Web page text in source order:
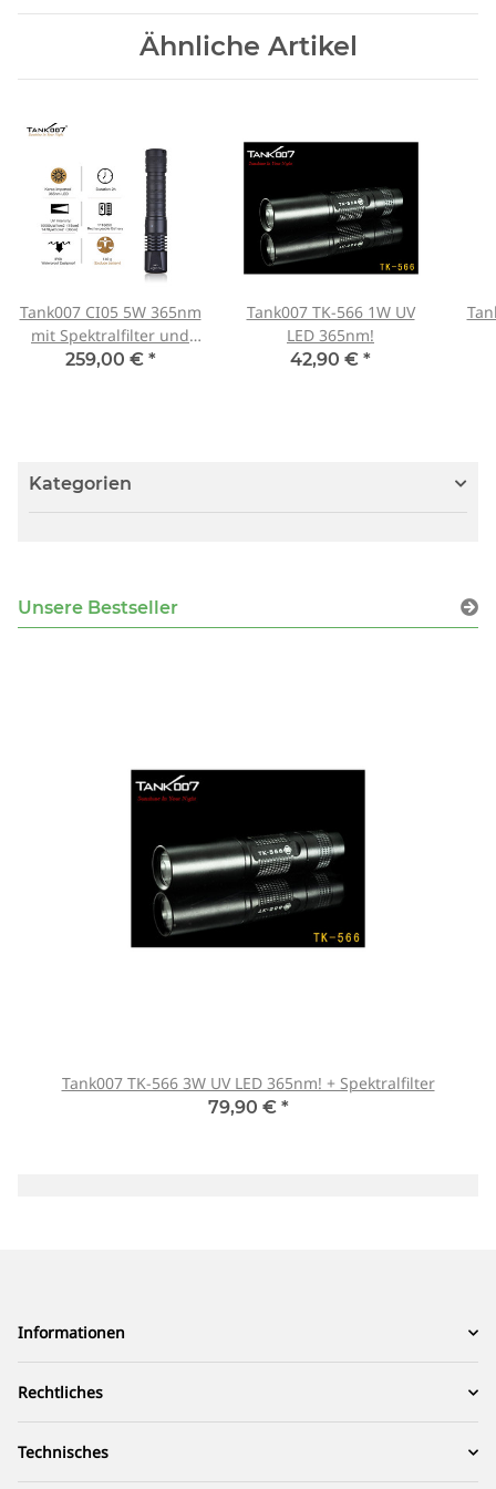
Ähnliche Artikel
Tank007 CI05 5W 365nm
mit Spektralfilter und
Linsensystem
259,00 € *
Tank007 TK-566 1W UV
LED 365nm!
42,90 € *
Kategorien
Unsere Bestseller
Tank007 TK-566 3W UV LED 365nm! + Spektralfilter
79,90 € *
Informationen
Rechtliches
Technisches